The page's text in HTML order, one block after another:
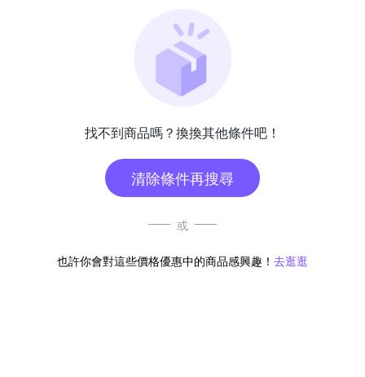
找不到商品嗎？換換其他條件吧！
清除條件再搜尋
或
也許你會對這些價格優惠中的商品感興趣！ 去逛逛